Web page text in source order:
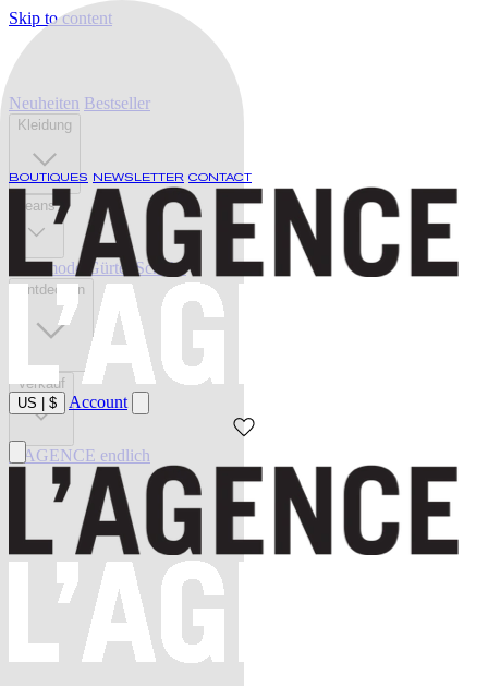
Skip to content
BOUTIQUES NEWSLETTER CONTACT
US $ Account
Neuheiten Bestseller
Kleidung
Jeans
Bademode Gürtel Schuhe
Entdecken
Verkauf
L'AGENCE endlich